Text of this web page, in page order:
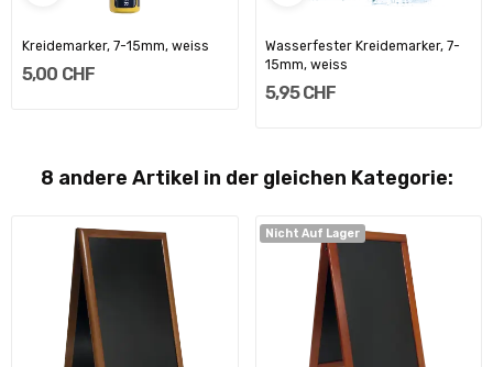
Kreidemarker, 7-15mm, weiss
5,00 CHF
Wasserfester Kreidemarker, 7-
15mm, weiss
5,95 CHF
8 andere Artikel in der gleichen Kategorie:
Nicht Auf Lager